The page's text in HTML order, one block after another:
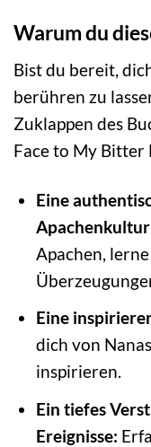
Warum du
Bist du bereit,
berühren zu
Zuklappen des
Face to My Bitter
Eine
Apachen,
Eine
dich von
inspirieren.
Ein tiefes
Ereignisse: